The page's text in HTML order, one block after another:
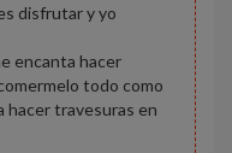
disfrutar y yo
encanta hacer
todo como
hacer travesuras en